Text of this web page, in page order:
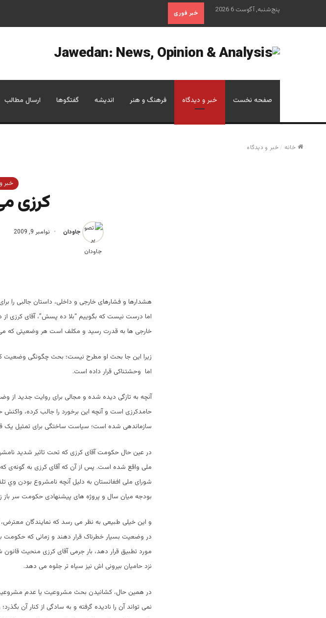
پنج‌شنبه, آگوست 6 2026 خبر فوری
صفحه نخست خبر و دیدگاه فرهنگ و هنر اندیشه گفتگوها ارسال مطالب
خانه /خبر و دیدگاه
خبر
کرزی
جاودان نوامبر 9, 2009
هشدارها و فشارهای خارجی و داخلی، داستان جالبی را
اما درست نیست که بگوییم “بلا ده پسش”، آقای کرزی از
خارجی ها به قدرت رسید و مکلف است هر وضعیتی که
زیرا این جا بحث او مطرح نیست؛ بحث چگونگی
اما وحشتناکی قرار داده است.
آنچه به تازگی دیده شده و مجالی برای روايت جدید از
حامدکرزی است و آنچه این برخورد را جالب کرده،
سازماندهی شده است؛ سیاست ساختگی برای تمثیل یک
در عین حال حکومت آقای کرزی که تحت تاثیر شدید
ملی واقع شده است. پس از آن که آقای کرزی به گونه‌ی
شورای ملی افغانستان به دلیل آنچه نامشروع بودن وي
بودجه میان سال و پروژه های پیشنهادی حکومت سر باز
و این خیلی طبیعی به نظر می رسد که نمایندگان معترض،
در وضعیت بسیار خطرناک قرار دهند و زمانی که حکومت
مورد تطبیق قرار دهد، بار جرمی آقای کرزی منحیث
نزد حامیان بیرونی اش نیز سیاه تر جلوه می دهد.
در همین حال، کشانیدن بحث مشروعیت یا عدم
نمی تواند آن را نادیده گرفته و به سادگی از کنار آن